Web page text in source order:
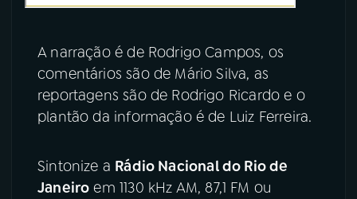
A narração é de Rodrigo Campos, os
comentários são de Mário Silva, as
reportagens são de Rodrigo Ricardo e o
plantão da informação é de Luiz Ferreira.
Sintonize a Rádio Nacional do Rio de
Janeiro em 1130 kHz AM, 87,1 FM ou